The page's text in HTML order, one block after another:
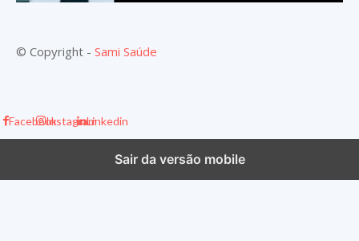
© Copyright - Sami Saúde
FacebookInstagramLinkedin
Sair da versão mobile